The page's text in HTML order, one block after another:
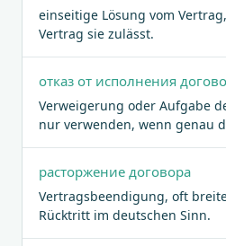
einseitige Lösung vom
Vertrag sie zulässt.
отказ от исполнения
Verweigerung oder Aufgabe
nur verwenden, wenn genau
расторжение договора
Vertragsbeendigung, oft
Rücktritt im deutschen Sinn.